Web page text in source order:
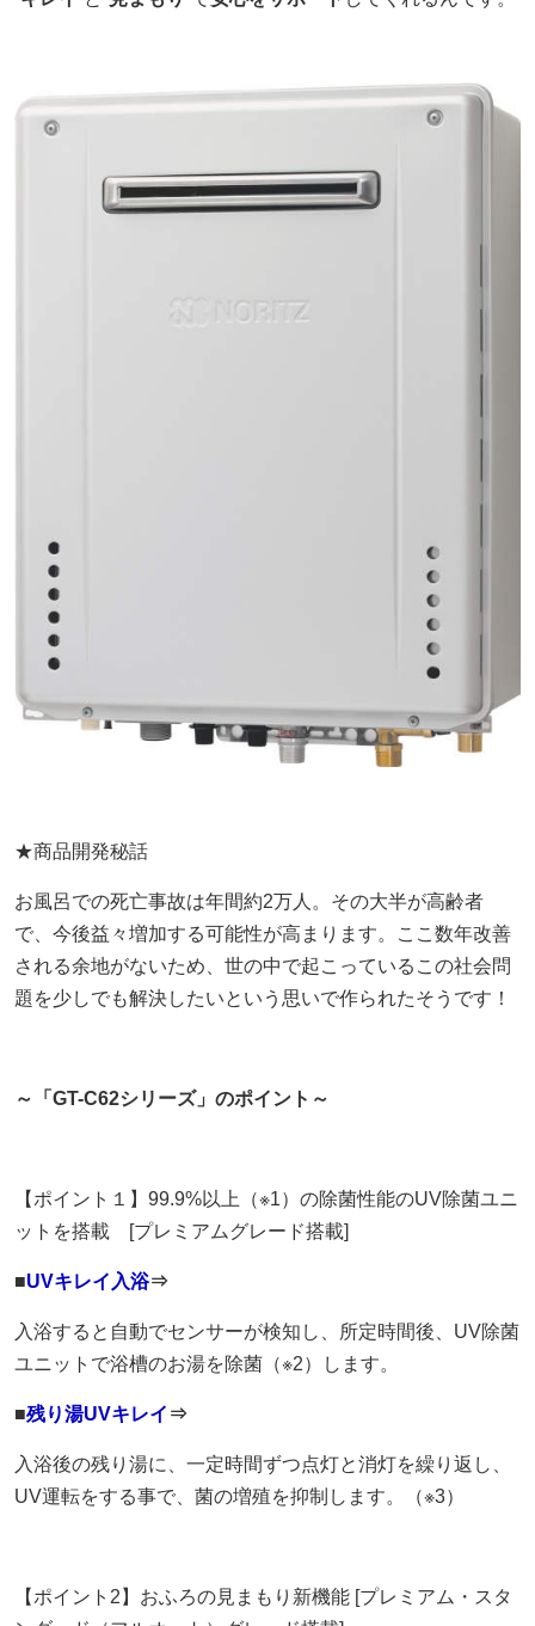
★商品開発秘話
お風呂での死亡事故は年間約2万人。その大半が高齢者
で、今後益々増加する可能性が高まります。ここ数年改善
される余地がないため、世の中で起こっているこの社会問
題を少しでも解決したいという思いで作られたそうです！
～「GT-C62シリーズ」のポイント～
【ポイント１】99.9%以上（※1）の除菌性能のUV除菌ユニ
ットを搭載 [プレミアムグレード搭載]
■UVキレイ入浴⇒
入浴すると自動でセンサーが検知し、所定時間後、UV除菌
ユニットで浴槽のお湯を除菌（※2）します。
■残り湯UVキレイ ⇒
入浴後の残り湯に、一定時間ずつ点灯と消灯を繰り返し、
UV運転をする事で、菌の増殖を抑制します。（※3）
【ポイント2】おふろの見まもり新機能 [プレミアム・スタ